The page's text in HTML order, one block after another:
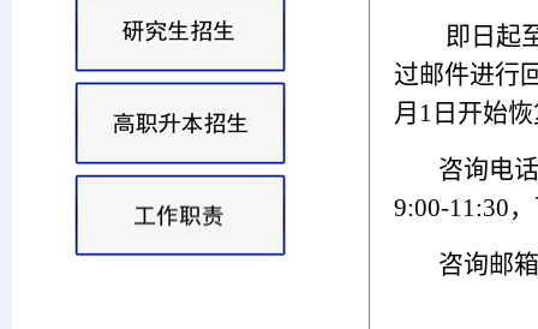
即日起
过邮件进行
月1日开始
咨询电
9:00-11:30
咨询邮